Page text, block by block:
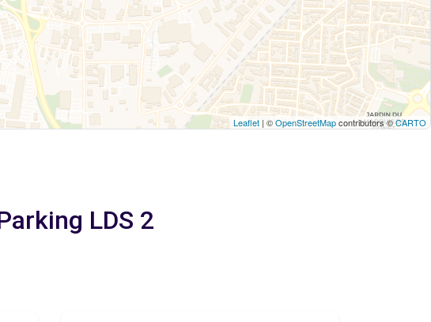
Leaflet | ©OpenStreetMapcontributors ©CARTO
LDS 2